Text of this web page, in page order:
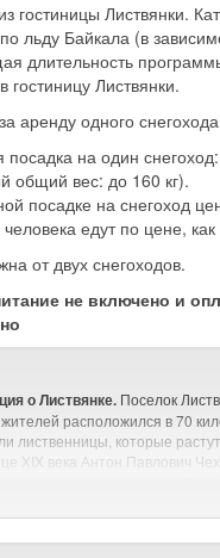
гостиницы Листвянки.
льду Байкала (в
длительность
гостиницу Листвянки.
аренду одного
на один
общий вес: до 160 кг).
посадке на снегоход
едут по цене, как
от двух снегоходов.
не включено и
о Листвянке. Поселок
расположился в 70
лиственницы, которые
XIX века Антон Павлович
сравнивая поселение с
из самых посещаемых мест на